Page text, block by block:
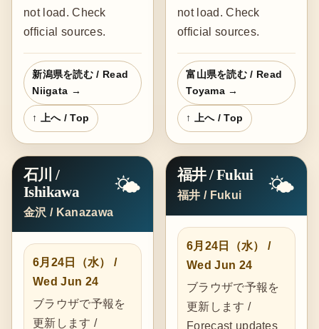
not load. Check
official sources.
新潟県を読む / Read
Niigata →
↑ 上へ / Top
not load. Check
official sources.
富山県を読む / Read
Toyama →
↑ 上へ / Top
石川 /
Ishikawa
金沢 / Kanazawa
🌤️
6月24日（水） /
Wed Jun 24
ブラウザで予報を
更新します /
福井 / Fukui
福井 / Fukui 🌤️
6月24日（水） /
Wed Jun 24
ブラウザで予報を
更新します /
Forecast updates